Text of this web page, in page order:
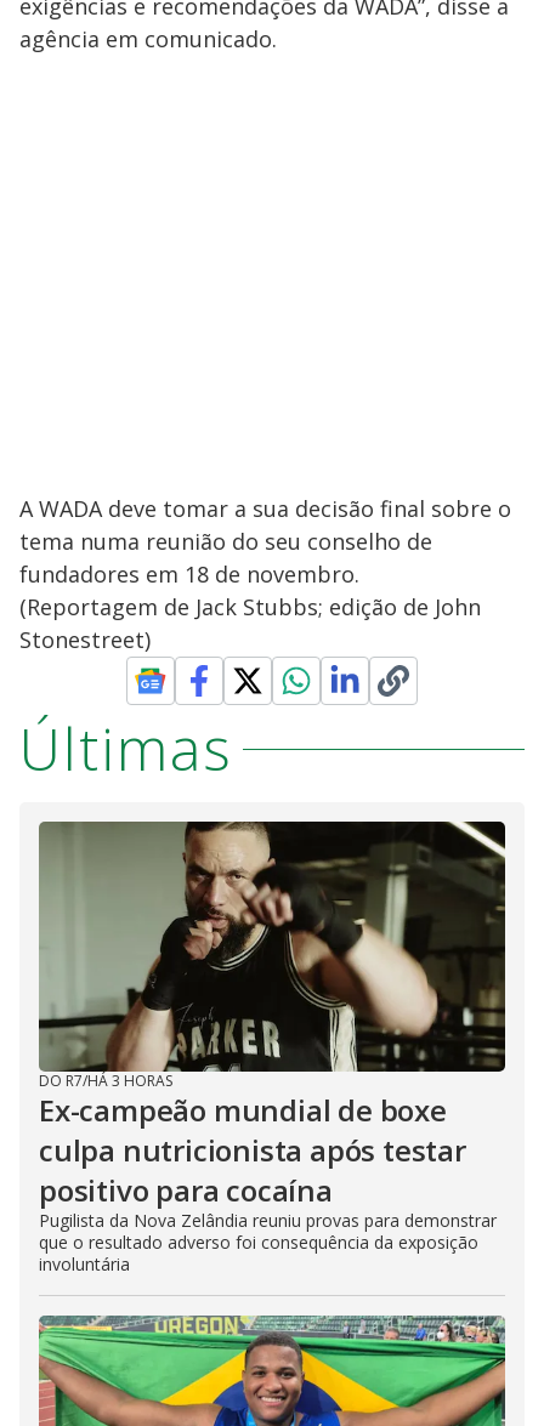
exigências e recomendações da WADA”, disse a
agência em comunicado.
A WADA deve tomar a sua decisão final sobre o
tema numa reunião do seu conselho de
fundadores em 18 de novembro.
(Reportagem de Jack Stubbs; edição de John
Stonestreet)
Últimas
DO R7/HÁ 3 HORAS
Ex-campeão mundial de boxe
culpa nutricionista após testar
positivo para cocaína
Pugilista da Nova Zelândia reuniu provas para demonstrar
que o resultado adverso foi consequência da exposição
involuntária